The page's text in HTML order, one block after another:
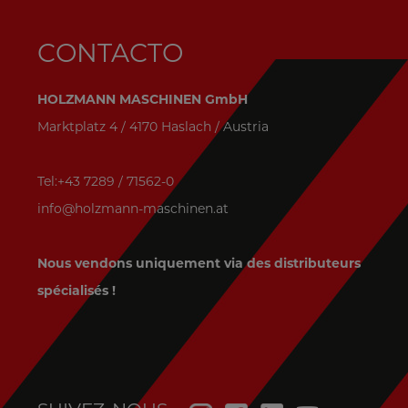
CONTACTO
HOLZMANN MASCHINEN GmbH
Marktplatz 4 / 4170 Haslach / Austria
Tel:+43 7289 / 71562-0
info@holzmann-maschinen.at
Nous vendons uniquement via des distributeurs
spécialisés !